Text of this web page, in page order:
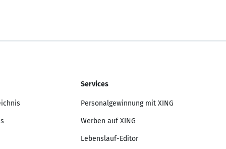
Services
Personalgewinnung mit XING
Werben auf XING
Lebenslauf-Editor